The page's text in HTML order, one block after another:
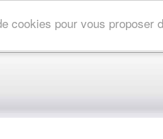
cookies pour vous